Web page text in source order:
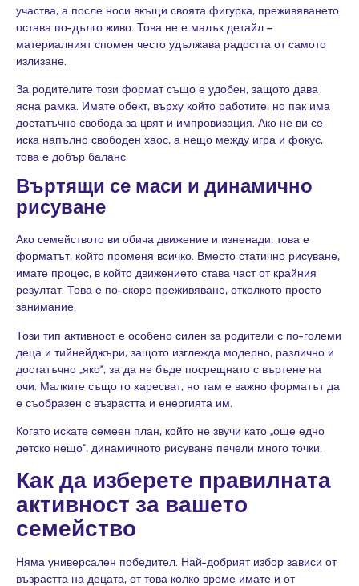
участва, а после носи вкъщи своята фигурка, преживяването
остава по-дълго живо. Това не е малък детайл –
материалният спомен често удължава радостта от самото
излизане.
За родителите този формат също е удобен, защото дава
ясна рамка. Имате обект, върху който работите, но пак има
достатъчно свобода за цвят и импровизация. Ако не ви се
иска напълно свободен хаос, а нещо между игра и фокус,
това е добър баланс.
Въртящи се маси и динамично
рисуване
Ако семейството ви обича движение и изненади, това е
форматът, който променя всичко. Вместо статично рисуване,
имате процес, в който движението става част от крайния
резултат. Това е по-скоро преживяване, отколкото просто
занимание.
Този тип активност е особено силен за родители с по-големи
деца и тийнейджъри, защото изглежда модерно, различно и
достатъчно „яко“, за да не бъде посрещнато с въртене на
очи. Малките също го харесват, но там е важно форматът да
е съобразен с възрастта и енергията им.
Когато искате семеен план, който не звучи като „още едно
детско нещо“, динамичното рисуване печели много точки.
Как да изберете правилната
активност за вашето
семейство
Няма универсален победител. Най-добрият избор зависи от
възрастта на децата, от това колко време имате и от